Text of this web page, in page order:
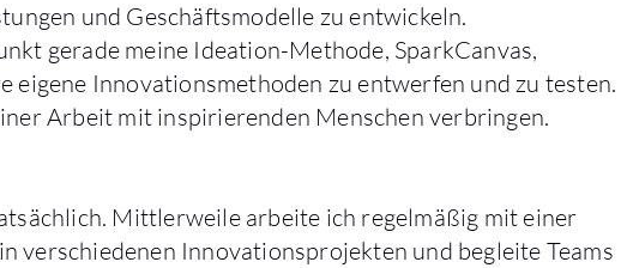
und Geschäftsmodelle zu entwickeln.
gerade meine Ideation-Methode, SparkCanvas,
Innovationsmethoden zu entwerfen und zu testen.
Arbeit mit inspirierenden Menschen verbringen.
Mittlerweile arbeite ich regelmäßig mit einer
verschiedenen Innovationsprojekten und begleite Teams